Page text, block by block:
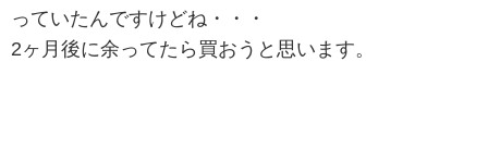
っていたんですけどね・・・
2ヶ月後に余ってたら買おうと思います。